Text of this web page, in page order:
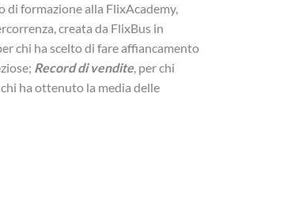
formazione alla FlixAcademy,
creata da FlixBus in
chi ha scelto di fare affiancamento
Record di vendite, per chi
ha ottenuto la media delle